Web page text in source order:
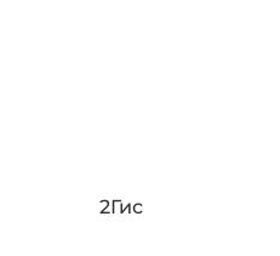
2Гис